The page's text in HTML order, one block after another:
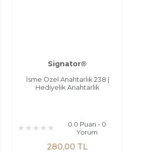
Signator®
İsme Özel Anahtarlık 238 |
Hediyelik Anahtarlık
0.0 Puan - 0
Yorum
280,00 TL